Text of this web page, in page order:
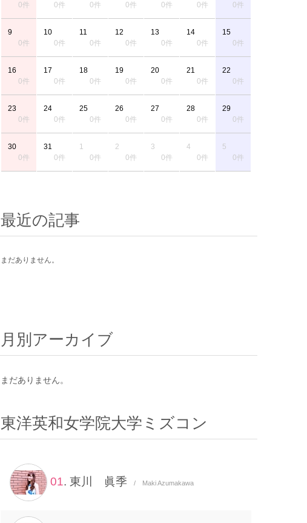
0件
0件
0件
0件
0件
0件
0件
9
0件
10
0件
11
0件
12
0件
13
0件
14
0件
15
0件
16
0件
17
0件
18
0件
19
0件
20
0件
21
0件
22
0件
23
0件
24
0件
25
0件
26
0件
27
0件
28
0件
29
0件
30
0件
31
0件
1
0件
2
0件
3
0件
4
0件
5
0件
最近の記事
まだありません。
月別アーカイブ
まだありません。
東洋英和女学院大学ミズコン
01. 東川 眞季 / Maki Azumakawa